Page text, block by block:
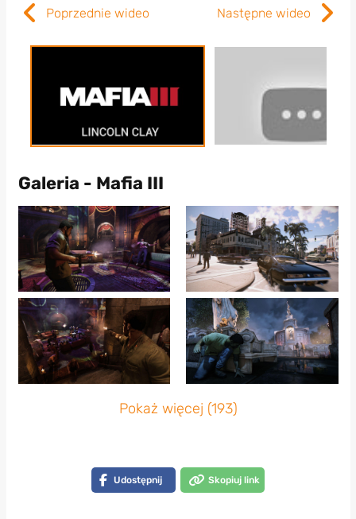
Poprzednie wideo Następne wideo
Galeria - Mafia III
Pokaż więcej (193)
Udostępnij Skopiuj link